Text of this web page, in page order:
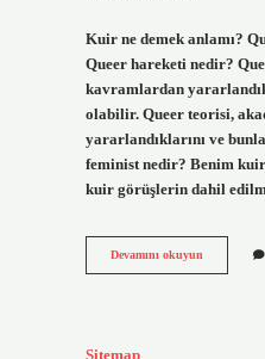
Kuir ne demek anlamı?
Queer hareketi nedir?
kavramlardan
olabilir. Queer teorisi,
yararlandıklarını ve
feminist nedir? Benim
kuir görüşlerin dahil
Devamını okuyun
Gecesi
Sitemap